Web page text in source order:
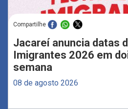
Compartilhe
Jacareí anuncia datas
Imigrantes 2026 em
semana
08 de agosto 2026